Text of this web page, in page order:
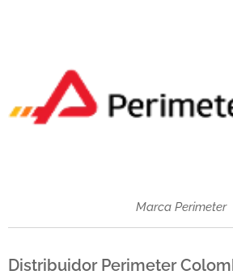
Marca Perimeter
Distribuidor Perimeter